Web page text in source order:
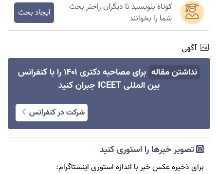
کوتاه بنویسید تا دیگران راحتر بحث
شما را بخوانند
ایجاد بحث
آگهی
نداشتن مقاله
برای مصاحبه دکتری ۱۴۰۱ را با کنفرانس
بین المللی ICEET جبران کنید
شرکت در کنفرانس
تصویر خبرها را استوری کنید
برای ذخیره عکس خبر با اندازه استوری اینستاگرام: